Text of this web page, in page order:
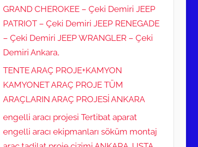
GRAND CHEROKEE – Çeki Demiri JEEP
PATRIOT – Çeki Demiri JEEP RENEGADE
– Çeki Demiri JEEP WRANGLER – Çeki
Demiri Ankara,
TENTE ARAÇ PROJE+KAMYON
KAMYONET ARAÇ PROJE TÜM
ARAÇLARIN ARAÇ PROJESİ ANKARA
engelli aracı projesi Tertibat aparat
engelli aracı ekipmanları söküm montaj